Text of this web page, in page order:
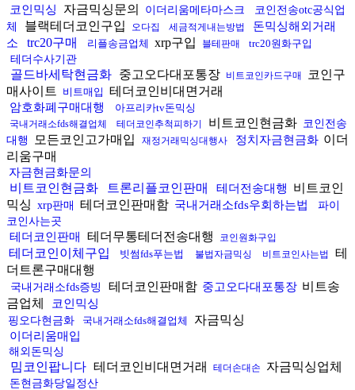
코인믹싱 자금믹싱문의 이더리움메타마스크
코인전송otc공식업
체
블랙테더코인구입 오다집 세금적게내는방법
돈믹싱해외거래
소
trc20구매 리플송금업체 xrp구입 블테판매
trc20원화구입
테더수사기관
골드바세탁현금화 중고오다대포통장 비트코인카드구매
코인구
매사이트
비트매입 테더코인비대면거래
암호화폐구매대행 아프리카tv돈믹싱
국내거래소fds해결업체 테더코인추척피하기 비트코인현금화 코인전송
대행
모든코인고가매입 재정거래믹싱대행사 정치자금현금화 이더
리움구매
자금현금화문의
비트코인현금화 트론리플코인판매 테더전송대행
비트코인
믹싱 xrp판매 테더코인판매함 국내거래소fds우회하는법
파이
코인사는곳
테더코인판매 테더무통테더전송대행 코인원화구입
테더코인이체구입 빗썸fds푸는법 불법자금믹싱 비트코인사는법
테
더트론구매대행
국내거래소fds증빙 테더코인판매함 중고오다대포통장 비트송
금업체
코인믹싱
핑오다현금화 국내거래소fds해결업체 자금믹싱
이더리움매입
해외돈믹싱
밈코인팝니다 테더코인비대면거래 테더손대손 자금믹싱업체
돈현금화당일정산